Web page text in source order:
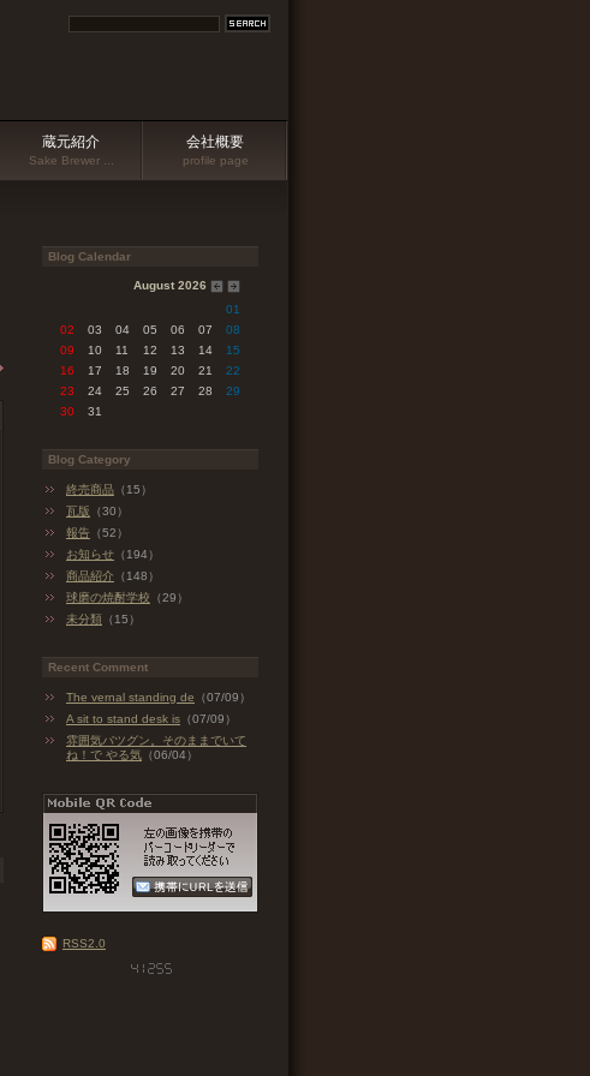
蔵元紹介
Sake Brewer ...
会社概要
profile page
Blog Calendar
August 2026
01
02
03 04 05 06 07
08
09
10 11 12 13 14
15
16
17 18 19 20 21
22
23
24 25 26 27 28
29
30
31
Blog Category
終売商品 （15）
瓦版 （30）
報告 （52）
お知らせ （194）
商品紹介 （148）
球磨の焼酎学校 （29）
未分類 （15）
Recent Comment
The vernal standing de （07/09）
A sit to stand desk is （07/09）
雰囲気バツグン。そのままでいて
ね！で やる気 （06/04）
RSS2.0